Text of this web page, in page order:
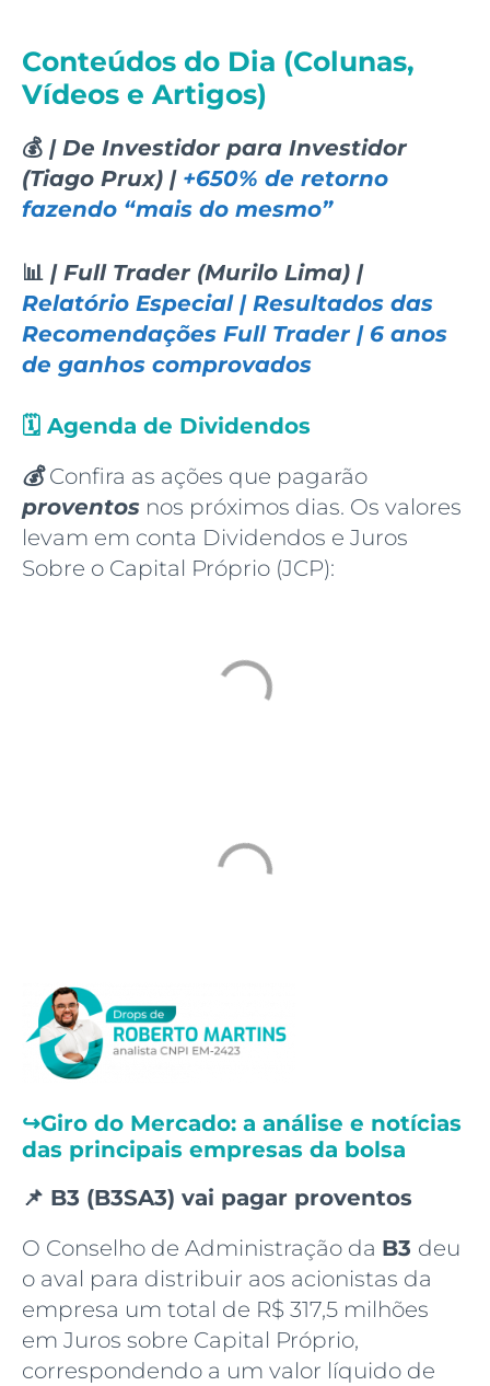
Conteúdos do Dia (Colunas,
Vídeos e Artigos)
💰 | De Investidor para Investidor
(Tiago Prux) | +650% de retorno
fazendo “mais do mesmo”
📊 | Full Trader (Murilo Lima) |
Relatório Especial | Resultados das
Recomendações Full Trader | 6 anos
de ganhos comprovados
🗓️ Agenda de Dividendos
💰Confira as ações que pagarão
proventos nos próximos dias. Os valores
levam em conta Dividendos e Juros
Sobre o Capital Próprio (JCP):
↪️Giro do Mercado: a análise e notícias
das principais empresas da bolsa
📌 B3 (B3SA3) vai pagar proventos
O Conselho de Administração da B3 deu
o aval para distribuir aos acionistas da
empresa um total de R$ 317,5 milhões
em Juros sobre Capital Próprio,
correspondendo a um valor líquido de